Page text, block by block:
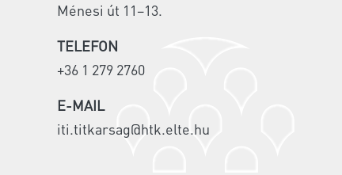
Ménesi út 11–13.
TELEFON
+36 1 279 2760
E-MAIL
iti.titkarsag@htk.elte.hu